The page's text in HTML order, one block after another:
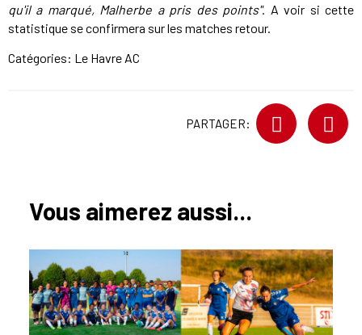
qu'il a marqué, Malherbe a pris des points". A voir si cette
statistique se confirmera sur les matches retour.
Catégories: Le Havre AC
PARTAGER:
Vous aimerez aussi...